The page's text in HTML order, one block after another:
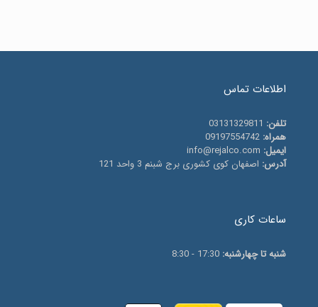
اطلاعات تماس
تلفن:
همراه:
ایمیل:
آدرس: اصفهان کوی کشوری برج شبنم 3 واحد 121
ساعات کاری
شنبه تا چهارشنبه: